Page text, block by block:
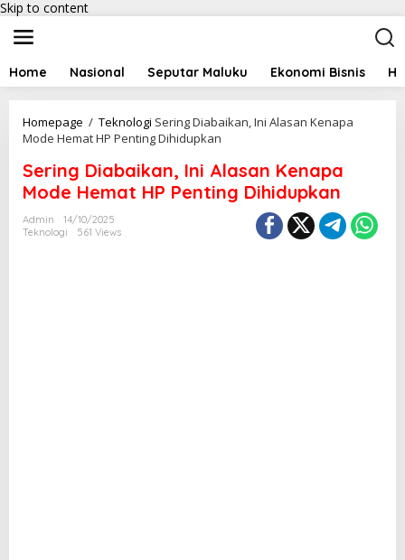
Skip to content
Home Nasional Seputar Maluku Ekonomi Bisnis
Homepage / Teknologi Sering Diabaikan, Ini Alasan Kenapa
Mode Hemat HP Penting Dihidupkan
Sering Diabaikan, Ini Alasan Kenapa
Mode Hemat HP Penting Dihidupkan
Admin
14/10/2025
Teknologi
561 Views